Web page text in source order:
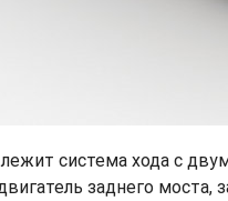
система хода с
заднего моста,